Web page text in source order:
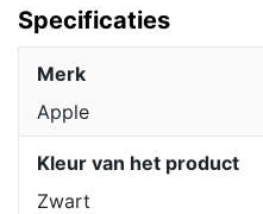
Specificaties
Merk
Apple
Kleur van het product
Zwart